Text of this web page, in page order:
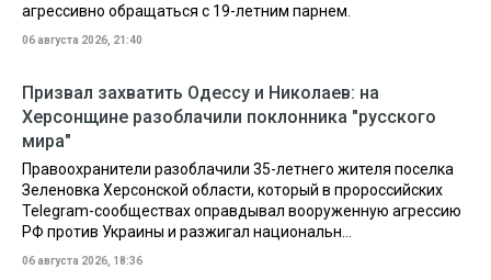
агрессивно обращаться с 19-летним парнем.
06 августа 2026, 21:40
Призвал захватить Одессу и Николаев: на
Херсонщине разоблачили поклонника "русского
мира"
Правоохранители разоблачили 35-летнего жителя поселка
Зеленовка Херсонской области, который в пророссийских
Telegram-сообществах оправдывал вооруженную агрессию
РФ против Украины и разжигал национальн...
06 августа 2026, 18:36